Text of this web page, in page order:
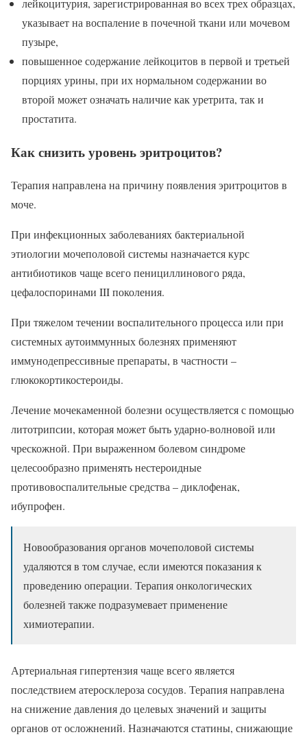
лейкоцитурия, зарегистрированная во всех трех образцах,
указывает на воспаление в почечной ткани или мочевом
пузыре,
повышенное содержание лейкоцитов в первой и третьей
порциях урины, при их нормальном содержании во
второй может означать наличие как уретрита, так и
простатита.
Как снизить уровень эритроцитов?
Терапия направлена на причину появления эритроцитов в
моче.
При инфекционных заболеваниях бактериальной
этиологии мочеполовой системы назначается курс
антибиотиков чаще всего пенициллинового ряда,
цефалоспоринами III поколения.
При тяжелом течении воспалительного процесса или при
системных аутоиммунных болезнях применяют
иммунодепрессивные препараты, в частности –
глюкокортикостероиды.
Лечение мочекаменной болезни осуществляется с помощью
литотрипсии, которая может быть ударно-волновой или
чрескожной. При выраженном болевом синдроме
целесообразно применять нестероидные
противовоспалительные средства – диклофенак,
ибупрофен.
Новообразования органов мочеполовой системы
удаляются в том случае, если имеются показания к
проведению операции. Терапия онкологических
болезней также подразумевает применение
химиотерапии.
Артериальная гипертензия чаще всего является
последствием атеросклероза сосудов. Терапия направлена
на снижение давления до целевых значений и защиты
органов от осложнений. Назначаются статины, снижающие